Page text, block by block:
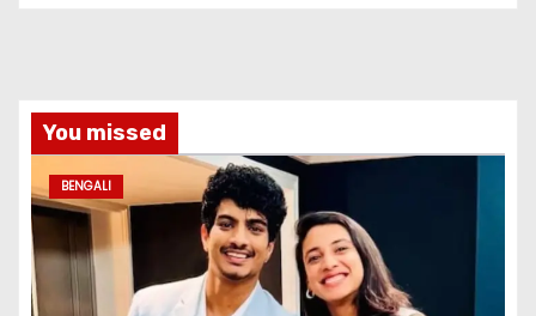
You missed
BENGALI